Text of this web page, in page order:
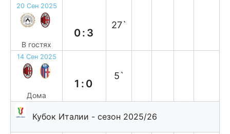
20 Сен 2025
В гостях
0:3
27`
14 Сен 2025
Дома
1:0
5`
Кубок Италии - сезон 2025/26